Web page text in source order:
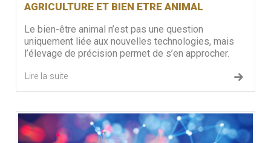
AGRICULTURE ET BIEN ETRE ANIMAL
Le bien-être animal n’est pas une question
uniquement liée aux nouvelles technologies, mais
l’élevage de précision permet de s’en approcher.
Lire la suite